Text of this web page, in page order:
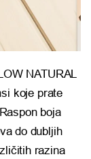
NATURAL
koje prate
boja
do dubljih
razina